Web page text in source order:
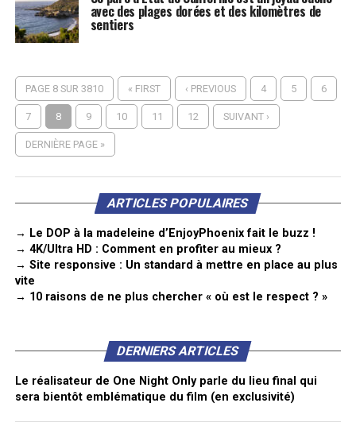
avec des plages dorées et des kilomètres de
sentiers
PAGE 8 SUR 3810 « FIRST ‹ PREVIOUS 4 5 6
7 8 9 10 11 12 SUIVANT ›
DERNIÈRE PAGE »
ARTICLES POPULAIRES
→ Le DOP à la madeleine d’EnjoyPhoenix fait le buzz !
→ 4K/Ultra HD : Comment en profiter au mieux ?
→ Site responsive : Un standard à mettre en place au plus
vite
→ 10 raisons de ne plus chercher « où est le respect ? »
DERNIERS ARTICLES
Le réalisateur de One Night Only parle du lieu final qui
sera bientôt emblématique du film (en exclusivité)